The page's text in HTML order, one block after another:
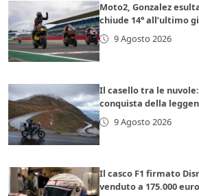
Moto2, Gonzalez
chiude 14° all’ultimo
9 Agosto 2026
Il casello tra le
conquista della
9 Agosto 2026
Il casco F1 firmato
venduto a 175.000 euro